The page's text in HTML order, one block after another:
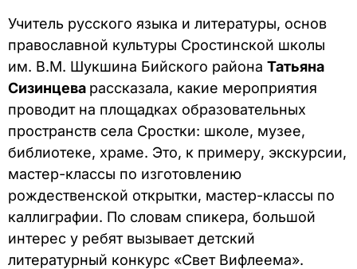
Учитель русского языка и литературы, основ
православной культуры Сростинской школы
им. В.М. Шукшина Бийского района Татьяна
Сизинцева рассказала, какие мероприятия
проводит на площадках образовательных
пространств села Сростки: школе, музее,
библиотеке, храме. Это, к примеру, экскурсии,
мастер-классы по изготовлению
рождественской открытки, мастер-классы по
каллиграфии. По словам спикера, большой
интерес у ребят вызывает детский
литературный конкурс «Свет Вифлеема».